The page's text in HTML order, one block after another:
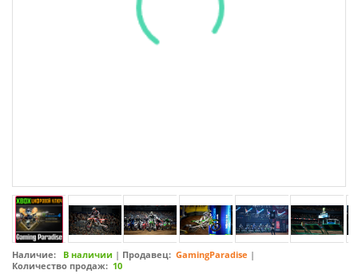
Наличие: В наличии | Продавец: GamingParadise |
Количество продаж: 10